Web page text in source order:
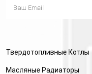
Твердотопливные Котлы
Масляные Радиаторы